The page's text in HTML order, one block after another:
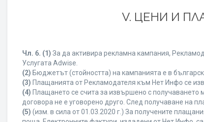
V. ЦЕНИ И
Чл. 6. (1) За да активира рекламна кампания,
Услугата Adwise.
(2) Бюджетът (стойността) на кампанията е в
(3) Плащанията от Рекламодателя към Нет Инфо се
(4) Плащането се счита за извършено с получаването
договора не е уговорено друго. След получаване на
(5) (изм. в сила от 01.03.2020 г.) За получените